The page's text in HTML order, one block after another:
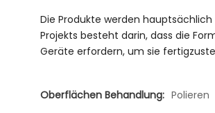
Die Produkte werden
Projekts besteht darin, dass die
Geräte erfordern, um sie
Oberflächen Behandlung: Polieren